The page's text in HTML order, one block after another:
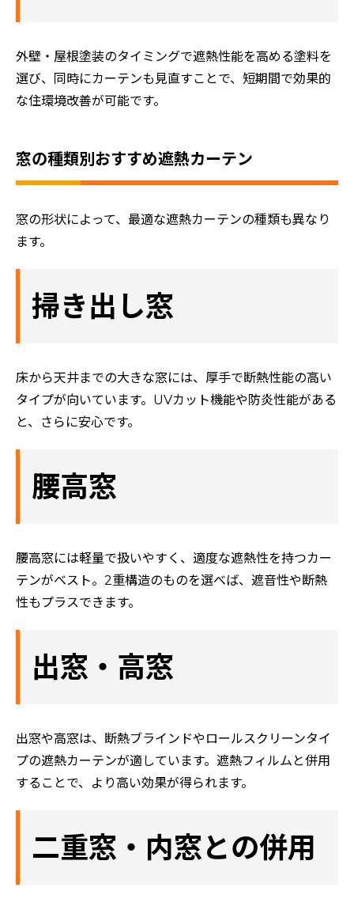
おすすめの塗装メニュー
外壁・屋根塗装のタイミングで遮熱性能を高める塗料を
選び、同時にカーテンも見直すことで、短期間で効果的
な住環境改善が可能です。
窓の種類別おすすめ遮熱カーテン
窓の形状によって、最適な遮熱カーテンの種類も異なり
ます。
掃き出し窓
床から天井までの大きな窓には、厚手で断熱性能の高い
タイプが向いています。UVカット機能や防炎性能がある
と、さらに安心です。
腰高窓
腰高窓には軽量で扱いやすく、適度な遮熱性を持つカー
テンがベスト。2重構造のものを選べば、遮音性や断熱
性もプラスできます。
出窓・高窓
出窓や高窓は、断熱ブラインドやロールスクリーンタイ
プの遮熱カーテンが適しています。遮熱フィルムと併用
することで、より高い効果が得られます。
二重窓・内窓との併用